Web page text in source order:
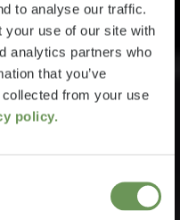
to analyse our traffic.
your use of our site with
analytics partners who
that you’ve
from your use
policy.